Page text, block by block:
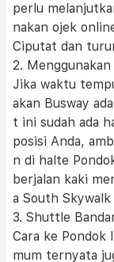
perlu
nakan ojek
Ciputat dan
2. Menggunakan
Jika waktu
akan Busway
t ini sudah ada
posisi Anda,
n di halte
berjalan kaki
a South Skywalk
3. Shuttle
Cara ke Pondok
mum ternyata